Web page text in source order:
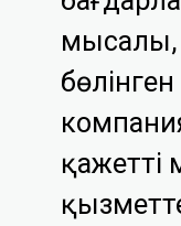
қажетті